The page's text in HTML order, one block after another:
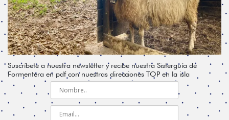
Suscríbete a nuestra newsletter y recibe nuestra Sisterguía de
Formentera en pdf con nuestras direcciones TOP en la isla